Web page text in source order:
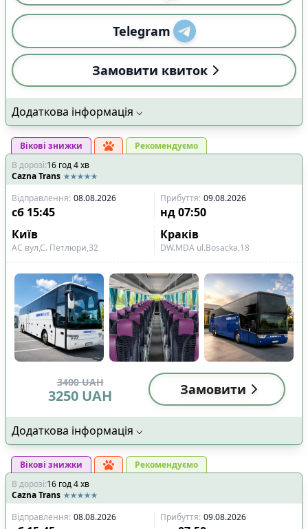
Telegram
Замовити квиток
Додаткова інформація
Вікові знижки
Рекомендуємо
В дорозі:16 год4хв
Cazna Trans
Відправлення: 08.08.2026 Прибуття: 09.08.2026
сб 15:45 нд 07:50
Київ
Краків
АС вул,С. Петлюри,32 DW.MDA ul.Bosacka,18
3400 UAH
3250 UAH Замовити
Додаткова інформація
Вікові знижки
Рекомендуємо
В дорозі:16 год4хв
Cazna Trans
Відправлення: 08.08.2026 Прибуття: 09.08.2026